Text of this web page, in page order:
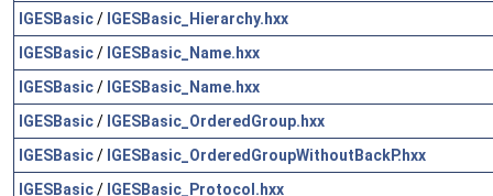
IGESBasic/ IGESBasic_Hierarchy.hxx
IGESBasic/ IGESBasic_Name.hxx
IGESBasic/ IGESBasic_Name.hxx
IGESBasic/ IGESBasic_OrderedGroup.hxx
IGESBasic/ IGESBasic_OrderedGroupWithoutBackP.hxx
IGESBasic/ IGESBasic_Protocol.hxx